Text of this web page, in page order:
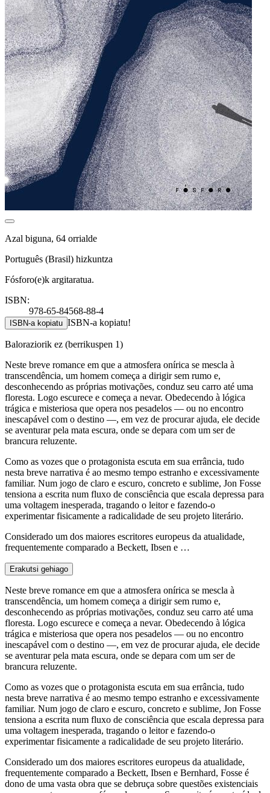
Azal biguna, 64 orrialde
Português (Brasil) hizkuntza
Fósforo(e)k argitaratua.
ISBN:
978-65-84568-88-4
ISBN-a kopiatu ISBN-a kopiatu!
Baloraziorik ez (berrikuspen 1)
Neste breve romance em que a atmosfera onírica se mescla à
transcendência, um homem começa a dirigir sem rumo e,
desconhecendo as próprias motivações, conduz seu carro até uma
floresta. Logo escurece e começa a nevar. Obedecendo à lógica
trágica e misteriosa que opera nos pesadelos — ou no encontro
inescapável com o destino —, em vez de procurar ajuda, ele decide
se aventurar pela mata escura, onde se depara com um ser de
brancura reluzente.
Como as vozes que o protagonista escuta em sua errância, tudo
nesta breve narrativa é ao mesmo tempo estranho e excessivamente
familiar. Num jogo de claro e escuro, concreto e sublime, Jon Fosse
tensiona a escrita num fluxo de consciência que escala depressa para
uma voltagem inesperada, tragando o leitor e fazendo-o
experimentar fisicamente a radicalidade de seu projeto literário.
Considerado um dos maiores escritores europeus da atualidade,
frequentemente comparado a Beckett, Ibsen e …
Erakutsi gehiago
Neste breve romance em que a atmosfera onírica se mescla à
transcendência, um homem começa a dirigir sem rumo e,
desconhecendo as próprias motivações, conduz seu carro até uma
floresta. Logo escurece e começa a nevar. Obedecendo à lógica
trágica e misteriosa que opera nos pesadelos — ou no encontro
inescapável com o destino —, em vez de procurar ajuda, ele decide
se aventurar pela mata escura, onde se depara com um ser de
brancura reluzente.
Como as vozes que o protagonista escuta em sua errância, tudo
nesta breve narrativa é ao mesmo tempo estranho e excessivamente
familiar. Num jogo de claro e escuro, concreto e sublime, Jon Fosse
tensiona a escrita num fluxo de consciência que escala depressa para
uma voltagem inesperada, tragando o leitor e fazendo-o
experimentar fisicamente a radicalidade de seu projeto literário.
Considerado um dos maiores escritores europeus da atualidade,
frequentemente comparado a Beckett, Ibsen e Bernhard, Fosse é
dono de uma vasta obra que se debruça sobre questões existenciais